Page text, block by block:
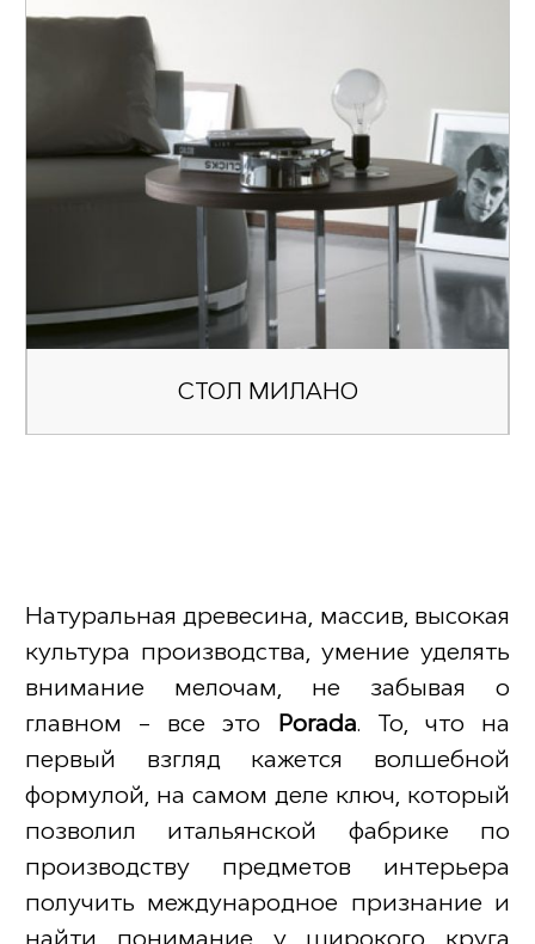
СТОЛ МИЛАНО
Натуральная древесина, массив, высокая
культура производства, умение уделять
внимание мелочам, не забывая о
главном – все это
Porada. То, что на
первый взгляд кажется волшебной
формулой, на самом деле ключ, который
позволил итальянской фабрике по
производству предметов интерьера
получить международное признание и
найти понимание у широкого круга